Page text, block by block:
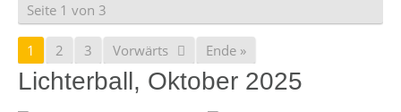
Seite 1 von 3
1 2 3 Vorwärts Ende »
Lichterball, Oktober 2025